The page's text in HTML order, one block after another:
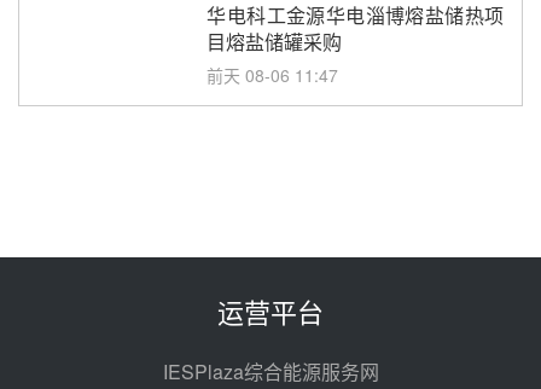
华电科工金源华电淄博熔盐储热项
目熔盐储罐采购
前天 08-06 11:47
光热示范电站二列蒸汽发生器设备
热发电工程EPC总承包项目熔盐截
运营平台
IESPlaza综合能源服务网